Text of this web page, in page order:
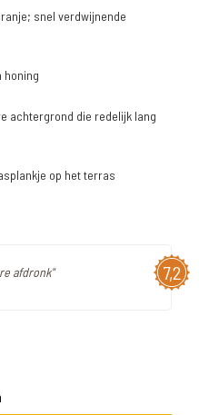
snel verdwijnende
honing
achtergrond die redelijk lang
op het terras
7,2
afdronk"